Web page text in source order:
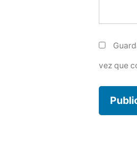
vez que